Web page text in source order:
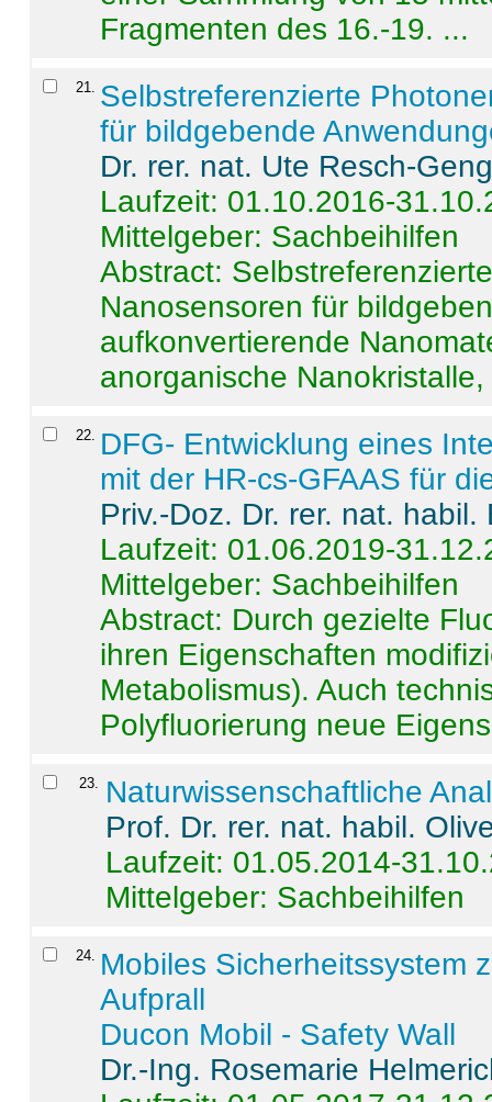
Fragmenten des 16.-19. ...
21
Selbstreferenzierte
für bildgebende
Dr. rer. nat. Ute Resch-
Laufzeit: 01.10.2016-
Mittelgeber: Sachbeihilfen
Abstract:
Nanosensoren für
aufkonvertierende
anorganische
22
DFG- Entwicklung eines
mit der HR-cs-GFAAS für
Priv.-Doz. Dr. rer. nat.
Laufzeit: 01.06.2019-
Mittelgeber: Sachbeihilfen
Abstract: Durch gezielte
ihren Eigenschaften
Metabolismus). Auch
Polyfluorierung neue
23. Naturwissenschaftliche
Prof. Dr. rer. nat. habil.
Laufzeit: 01.05.2014-
Mittelgeber: Sachbeihilfen
24. Mobiles Sicherheitssystem
Aufprall
Ducon Mobil - Safety Wall
Dr.-Ing. Rosemarie